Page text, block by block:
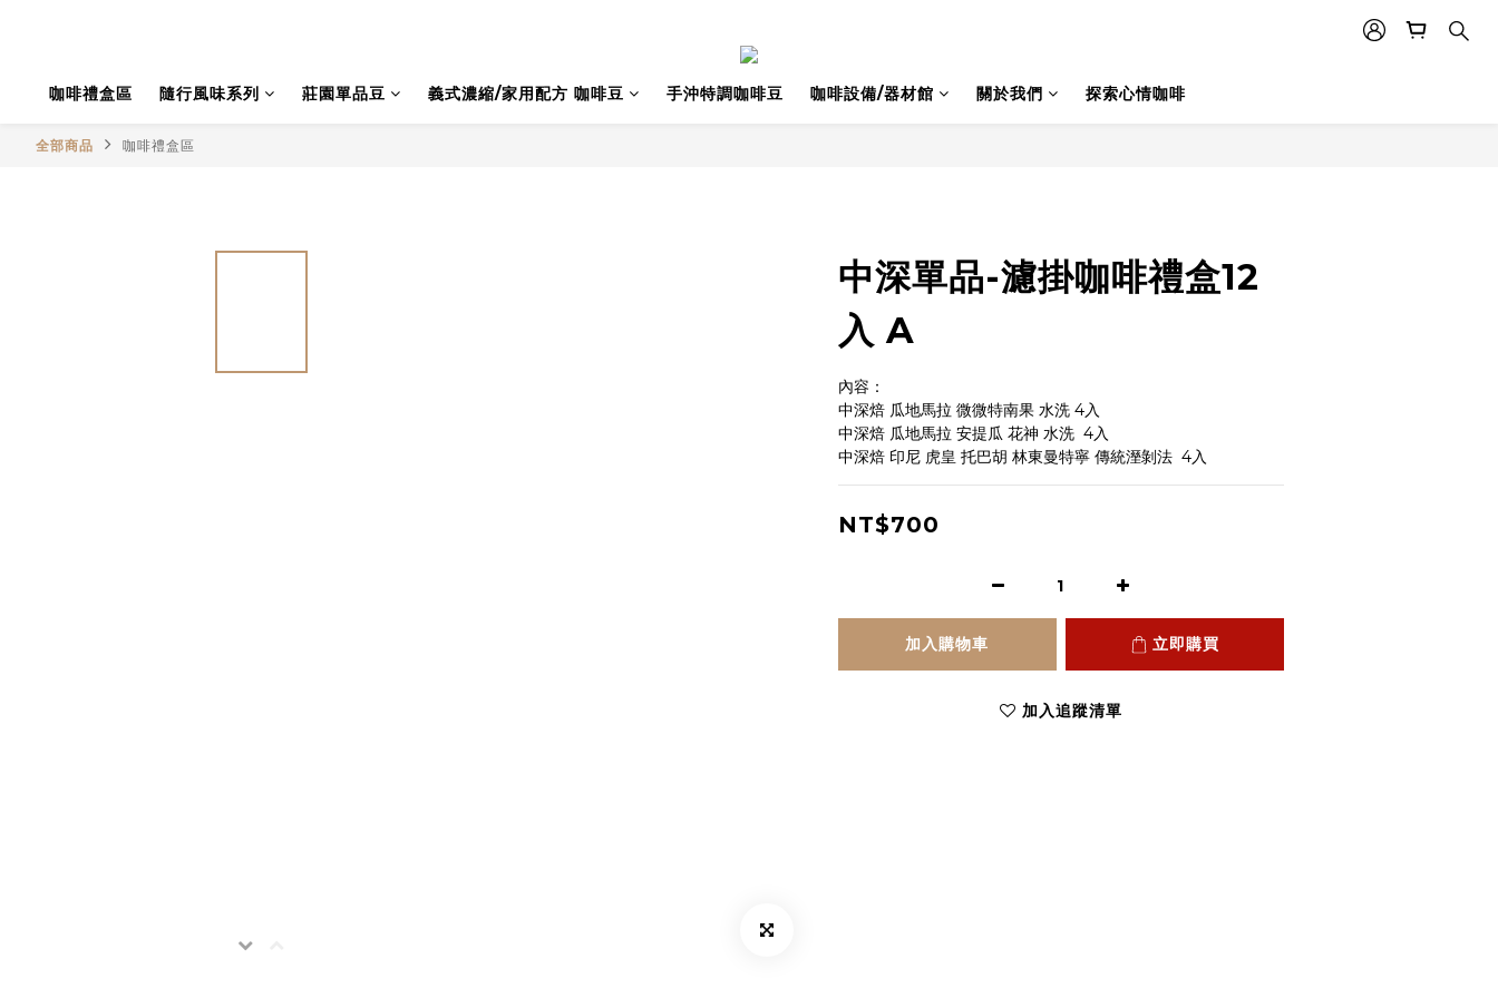
咖啡禮盒區 隨行風味系列 莊園單品豆 義式濃縮/家用配方 咖啡豆 手沖特調咖啡豆 咖啡設備/器材館 關於我們 探索心情咖啡
全部商品 咖啡禮盒區
中深單品-濾掛咖啡禮盒12
入 A
內容：
中深焙 瓜地馬拉 微微特南果 水洗 4入
中深焙 瓜地馬拉 安提瓜 花神 水洗  4入
中深焙 印尼 虎皇 托巴胡 林東曼特寧 傳統溼剝法  4入
NT$700
加入購物車 立即購買
加入追蹤清單